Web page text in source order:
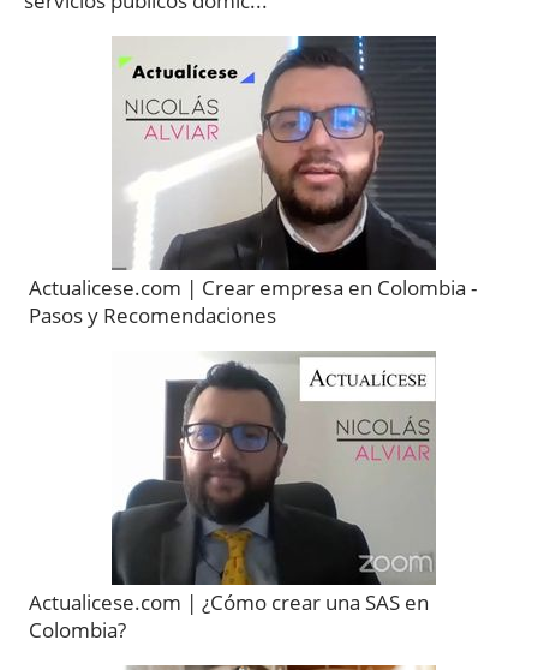
Actualicese.com | Crear empresa en Colombia -
Pasos y Recomendaciones
Actualicese.com | ¿Cómo crear una SAS en
Colombia?